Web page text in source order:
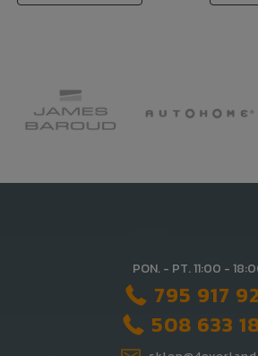
PON. - PT. 11:00 -
795 917
508 633